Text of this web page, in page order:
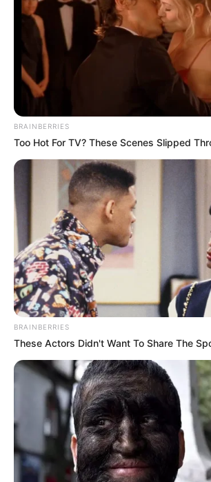
hogyvolt.co - 2026 |Adatvédelem